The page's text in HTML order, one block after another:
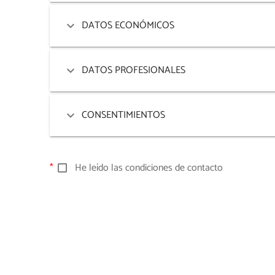
DATOS ECONÓMICOS
DATOS PROFESIONALES
CONSENTIMIENTOS
He leído las condiciones de contacto